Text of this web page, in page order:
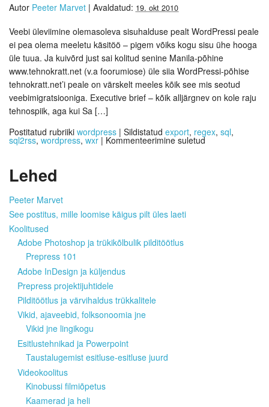
Autor Peeter Marvet | Avaldatud: 19. okt 2010
Veebi üleviimine olemasoleva sisuhalduse pealt WordPressi peale
ei pea olema meeletu käsitöö – pigem võiks kogu sisu ühe hooga
üle tuua. Ja kuivõrd just sai kolitud senine Manila-põhine
www.tehnokratt.net (v.a foorumiose) üle siia WordPressi-põhise
tehnokratt.net’i peale on värskelt meeles kõik see mis seotud
veebimigratsiooniga. Executive brief – kõik alljärgnev on kole raju
tehnospiik, aga kui Sa […]
Postitatud rubriiki wordpress | Sildistatud export, regex, sql,
sql2rss, wordpress, wxr | Kommenteerimine suletud
Lehed
Peeter Marvet
See postitus, mille loomise käigus pilt üles laeti
Koolitused
Adobe Photoshop ja trükikõlbulik pilditöötlus
Prepress 101
Adobe InDesign ja küljendus
Prepress projektijuhtidele
Pilditöötlus ja värvihaldus trükkalitele
Vikid, ajaveebid, folksonoomia jne
Vikid jne lingikogu
Esitlustehnikad ja Powerpoint
Taustalugemist esitluse-esitluse juurd
Videokoolitus
Kinobussi filmiõpetus
Kaamerad ja heli